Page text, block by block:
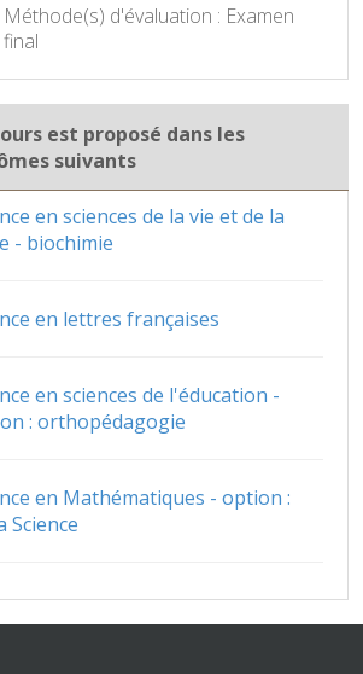
Méthode(s) d'évaluation : Examen
final
est proposé dans les
suivants
en sciences de la vie et de la
- biochimie
en lettres françaises
en sciences de l'éducation -
: orthopédagogie
en Mathématiques - option :
Science